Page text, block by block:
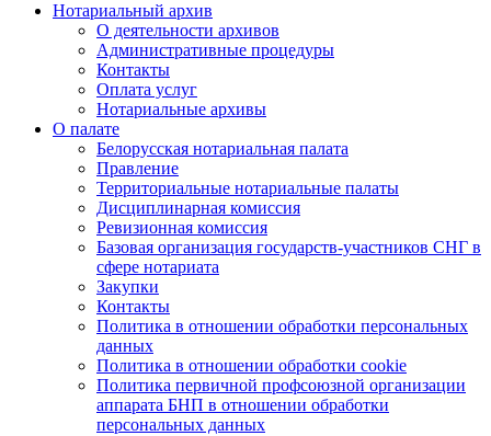
Нотариальный архив
О деятельности архивов
Административные процедуры
Контакты
Оплата услуг
Нотариальные архивы
О палате
Белорусская нотариальная палата
Правление
Территориальные нотариальные палаты
Дисциплинарная комиссия
Ревизионная комиссия
Базовая организация государств-участников СНГ в
сфере нотариата
Закупки
Контакты
Политика в отношении обработки персональных
данных
Политика в отношении обработки cookie
Политика первичной профсоюзной организации
аппарата БНП в отношении обработки
персональных данных